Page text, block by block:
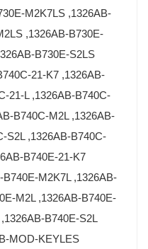
M2K7LS ,1326AB-
,1326AB-B730E-
B730E-S2LS
21-K7 ,1326AB-
21-L ,1326AB-B740C-
B740C-M2L ,1326AB-
S2L ,1326AB-B740C-
B740E-21-K7
M2K7L ,1326AB-
M2L ,1326AB-B740E-
B740E-S2L
MOD-KEYLES